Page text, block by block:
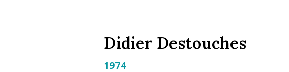
page
Didier Destouches
1974